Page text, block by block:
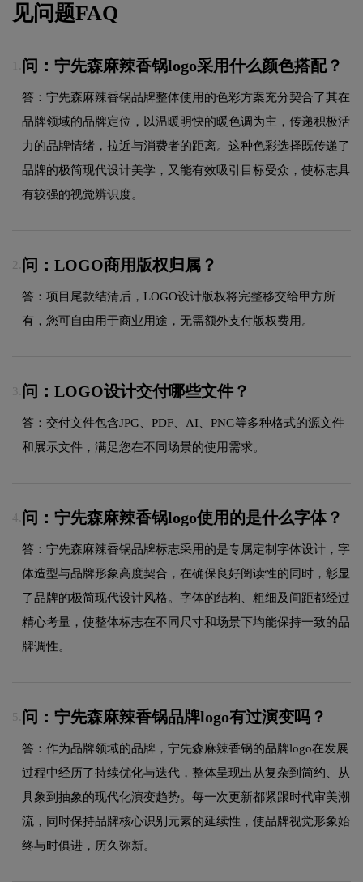
见问题FAQ
问：宁先森麻辣香锅logo采用什么颜色搭配？
答：宁先森麻辣香锅品牌整体使用的色彩方案充分契合了其在
品牌领域的品牌定位，以温暖明快的暖色调为主，传递积极活
力的品牌情绪，拉近与消费者的距离。这种色彩选择既传递了
品牌的极简现代设计美学，又能有效吸引目标受众，使标志具
有较强的视觉辨识度。
2. 问：LOGO商用版权归属？
答：项目尾款结清后，LOGO设计版权将完整移交给甲方所
有，您可自由用于商业用途，无需额外支付版权费用。
3. 问：LOGO设计交付哪些文件？
答：交付文件包含JPG、PDF、AI、PNG等多种格式的源文件
和展示文件，满足您在不同场景的使用需求。
4. 问：宁先森麻辣香锅logo使用的是什么字体？
答：宁先森麻辣香锅品牌标志采用的是专属定制字体设计，字
体造型与品牌形象高度契合，在确保良好阅读性的同时，彰显
了品牌的极简现代设计风格。字体的结构、粗细及间距都经过
精心考量，使整体标志在不同尺寸和场景下均能保持一致的品
牌调性。
5. 问：宁先森麻辣香锅品牌logo有过演变吗？
答：作为品牌领域的品牌，宁先森麻辣香锅的品牌logo在发展
过程中经历了持续优化与迭代，整体呈现出从复杂到简约、从
具象到抽象的现代化演变趋势。每一次更新都紧跟时代审美潮
流，同时保持品牌核心识别元素的延续性，使品牌视觉形象始
终与时俱进，历久弥新。